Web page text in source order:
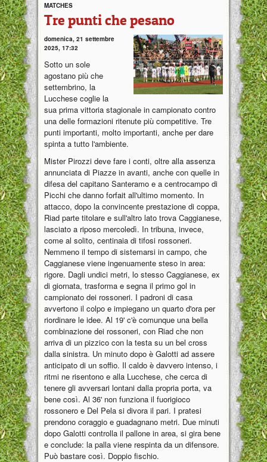
MATCHES
Tre punti che pesano
domenica, 21 settembre
2025, 17:32
Sotto un sole
agostano più che
settembrino, la
Lucchese coglie la
sua prima vittoria stagionale in campionato contro
una delle formazioni ritenute più competitive. Tre
punti importanti, molto importanti, anche per dare
spinta a tutto l'ambiente.
Mister Pirozzi deve fare i conti, oltre alla assenza
annunciata di Piazze in avanti, anche con quelle in
difesa del capitano Santeramo e a centrocampo di
Picchi che danno forfait all'ultimo momento. In
attacco, dopo la convincente prestazione di coppa,
Riad parte titolare e sull'altro lato trova Caggianese,
lasciato a riposo mercoledì. In tribuna, invece,
come al solito, centinaia di tifosi rossoneri.
Nemmeno il tempo di sistemarsi in campo, che
Caggianese viene ingenuamente steso in area:
rigore. Dagli undici metri, lo stesso Caggianese, ex
di giornata, trasforma e segna il primo gol in
campionato dei rossoneri. I padroni di casa
avvertono il colpo e impiegano un quarto d'ora per
riordinare le idee. Al 19' c'è comunque una bella
combinazione dei rossoneri, con Riad che non
arriva di un pizzico con la testa su un bel cross
dalla sinistra. Un minuto dopo è Galotti ad assere
anticipato di un soffio. Il caldo è davvero intenso, i
ritmi ne risentono e alla Lucchese, che cerca di
tenere gli avversari lontani dalla propria porta, va
bene così. Al 36' non funziona il fuorigioco
rossonero e Del Pela si divora il pari. I pratesi
prendono coraggio e guadagnano metri. Due minuti
dopo Galotti controlla il pallone in area, si gira bene
e conclude: la palla viene respinta da un difensore.
Può bastare così. Doppio fischio.